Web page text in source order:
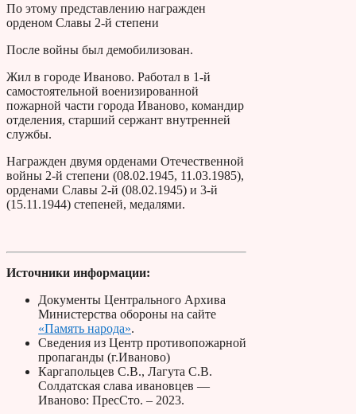
По этому представлению награжден
орденом Славы 2-й степени
После войны был демобилизован.
Жил в городе Иваново. Работал в 1-й
самостоятельной военизированной
пожарной части города Иваново, командир
отделения, старший сержант внутренней
службы.
Награжден двумя орденами Отечественной
войны 2-й степени (08.02.1945, 11.03.1985),
орденами Славы 2-й (08.02.1945) и 3-й
(15.11.1944) степеней, медалями.
Источники информации:
Документы Центрального Архива
Министерства обороны на сайте
«Память народа».
Сведения из Центр противопожарной
пропаганды (г.Иваново)
Каргапольцев С.В., Лагута С.В.
Солдатская слава ивановцев —
Иваново: ПресСто. – 2023.